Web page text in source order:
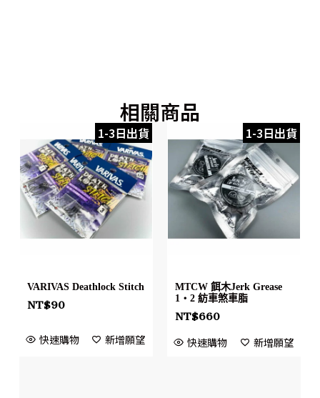
相關商品
1-3日出貨
VARIVAS Deathlock Stitch
NT$90
快速購物 新增願望
1-3日出貨
MTCW 餌木Jerk Grease
1・2 紡車煞車脂
NT$660
快速購物 新增願望